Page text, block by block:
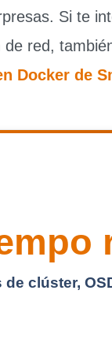
Si te
de red,
Docker de
de clúster,